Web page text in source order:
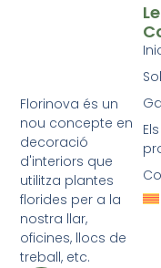
Florinova és un
nou concepte en
decoració
d'interiors que
utilitza plantes
florides per a la
nostra llar,
oficines, llocs de
treball, etc.